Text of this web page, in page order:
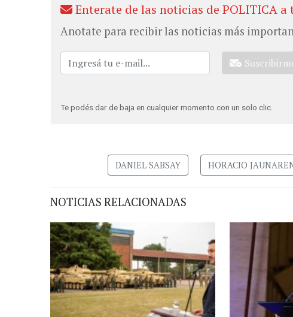
Enterate de las noticias de POLITICA
Anotate para recibir las noticias más
Te podés dar de baja en cualquier momento con un solo clic.
DANIEL SABSAY HORACIO
NOTICIAS RELACIONADAS